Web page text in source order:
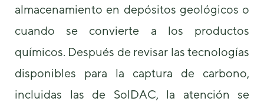
almacenamiento en depósitos geológicos o
cuando se convierte a los productos
químicos. Después de revisar las tecnologías
disponibles para la captura de carbono,
incluidas las de SolDAC, la atención se
visita. Si
cookies,
algunas
funcionalidades
desaparecerán